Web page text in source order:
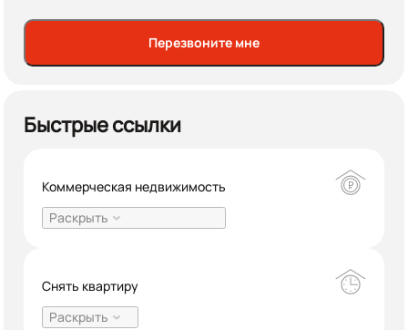
Перезвоните мне
Быстрые ссылки
Коммерческая недвижимость
Раскрыть
Снять квартиру
Раскрыть